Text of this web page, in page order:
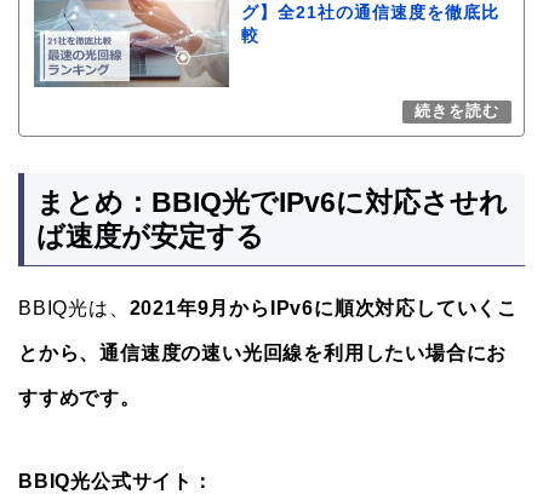
グ】全21社の通信速度を徹底比
較
まとめ：BBIQ光でIPv6に対応させれ
ば速度が安定する
BBIQ光は、 2021年9月からIPv6に順次対応していくこ
とから、通信速度の速い光回線を利用したい場合にお
すすめです。
BBIQ光公式サイト：